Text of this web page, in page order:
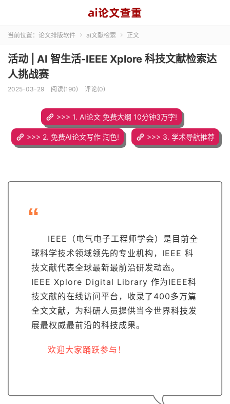
当前位置： 论文排版软件  ai文献检索  正文
活动 | AI 智生活-IEEE Xplore 科技文献检索达
人挑战赛
2025-03-29 阅读(190) 评论(0)
>>> 1. AI论文 免费大纲 10分钟3万字!
>>> 2. 免费AI论文写作 润色! >>> 3. 学术导航推荐
“
IEEE（电气电子工程师学会）是目前全
球科学技术领域领先的专业机构，IEEE 科
技文献代表全球最新最前沿研发动态。
IEEE Xplore Digital Library 作为IEEE科
技文献的在线访问平台，收录了400多万篇
全文文献，为科研人员提供当今世界科技发
展最权威最前沿的科技成果。
欢迎大家踊跃参与！